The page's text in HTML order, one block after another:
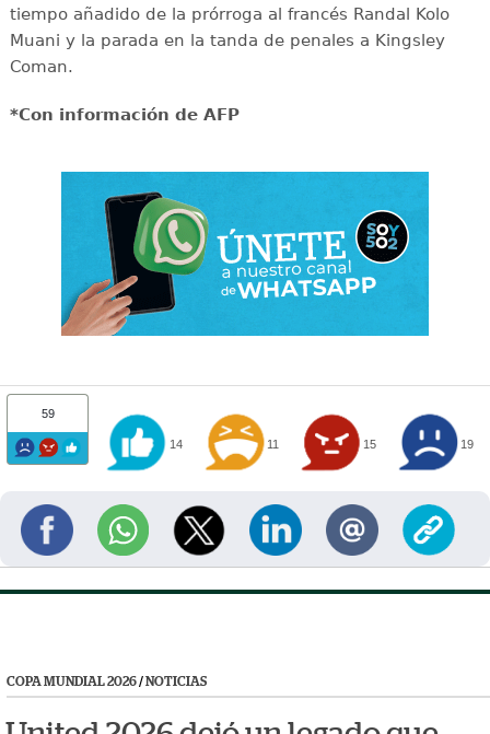
tiempo añadido de la prórroga al francés Randal Kolo
Muani y la parada en la tanda de penales a Kingsley
Coman.
*Con información de AFP
59
14 11 15 19
COPA MUNDIAL 2026/NOTICIAS